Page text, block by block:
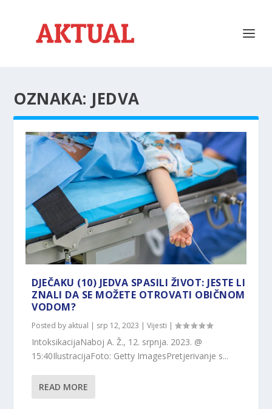
OZNAKA: JEDVA
DJEČAKU (10) JEDVA SPASILI ŽIVOT: JESTE LI
ZNALI DA SE MOŽETE OTROVATI OBIČNOM
VODOM?
Posted by aktual | srp 12, 2023 |Vijesti |
IntoksikacijaNaboj A. Ž., 12. srpnja. 2023. @
15:40IlustracijaFoto: Getty ImagesPretjerivanje s...
READ MORE